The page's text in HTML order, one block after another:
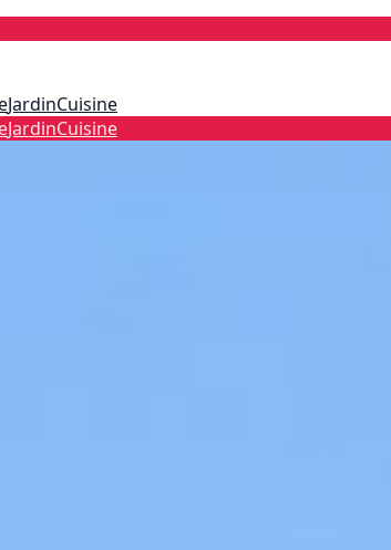
JardinCuisine
JardinCuisine